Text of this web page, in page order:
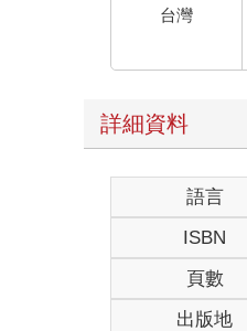
台灣
詳細資料
語言
ISBN
頁數
出版地